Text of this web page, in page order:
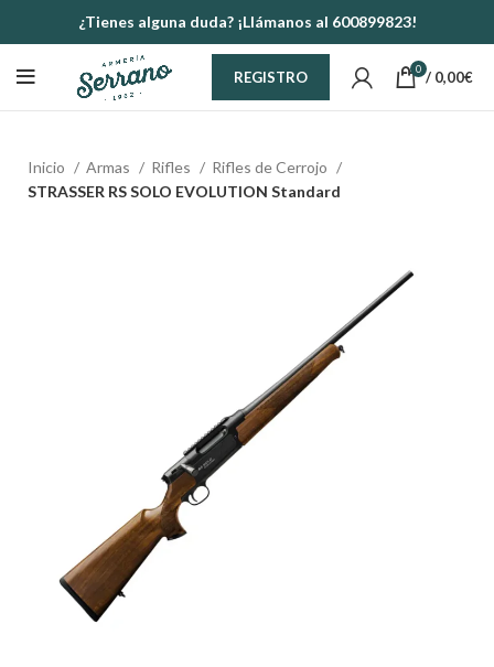
¿Tienes alguna duda? ¡Llámanos al 600899823!
REGISTRO 0 / 0,00€
Inicio Armas Rifles
Rifles de Cerrojo
STRASSER RS SOLO EVOLUTION Standard